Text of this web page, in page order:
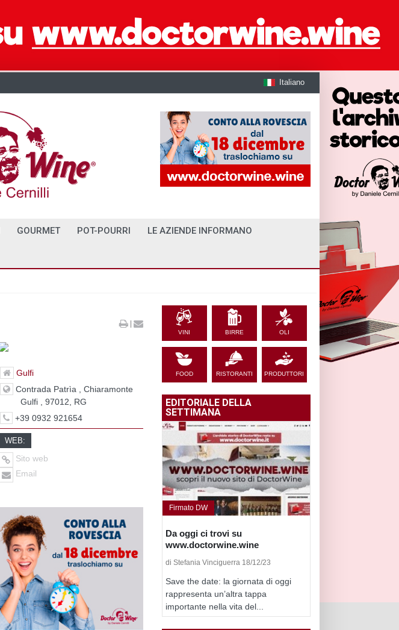
Italiano
GOURMET POT-POURRI LE AZIENDE INFORMANO
|
Gulfi
Contrada Patrìa , Chiaramonte
Gulfi , 97012, RG
+39 0932 921654
WEB:
Sito web
Email
VINI BIRRE OLI
FOOD RISTORANTI PRODUTTORI
EDITORIALE DELLA
SETTIMANA
Firmato DW
Da oggi ci trovi su
www.doctorwine.wine
di Stefania Vinciguerra 18/12/23
Save the date: la giornata di oggi
rappresenta un’altra tappa
importante nella vita del...